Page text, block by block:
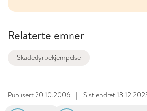
Relaterte emner
Skadedyrbekjempelse
Publisert20.10.2006 | Sist endret